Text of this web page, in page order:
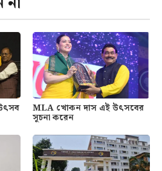
MLA খোকন দাস এই উৎসবের
সূচনা করেন